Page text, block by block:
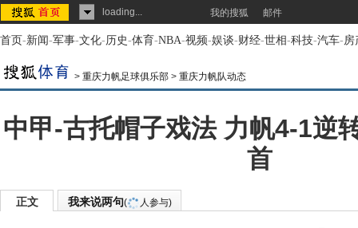
loading... 我的搜狐 邮件
首页-新闻-军事-文化-历史-体育-NBA-视频-娱谈-财经-世相-科技-汽车-房
> 重庆力帆足球俱乐部 > 重庆力帆队动态
中甲-古托帽子戏法 力帆4-1逆
首
正文 我来说两句( 人参与)